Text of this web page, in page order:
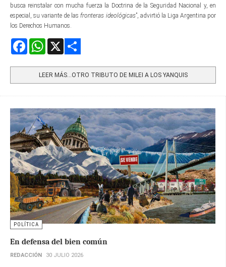
busca reinstalar con mucha fuerza la Doctrina de la Seguridad Nacional y, en
especial, su variante de lasfronteras ideológicas”, advirtió la Liga Argentina por
los Derechos Humanos.
FacebookWhatsApp
LEER MÁS…OTRO TRIBUTO DE MILEI A LOS YANQUIS
POLÍTICA
En defensa del bien común
REDACCIÓN 30 JULIO 2026